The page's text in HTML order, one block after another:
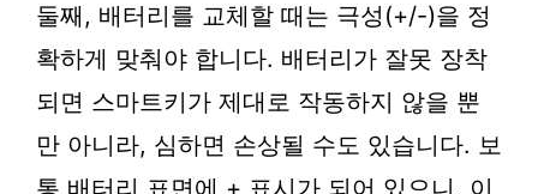
둘째, 배터리를 교체할 때는 극성(+/-)을 정
확하게 맞춰야 합니다. 배터리가 잘못 장착
되면 스마트키가 제대로 작동하지 않을 뿐
만 아니라, 심하면 손상될 수도 있습니다. 보
통 배터리 표면에 + 표시가 되어 있으니, 이